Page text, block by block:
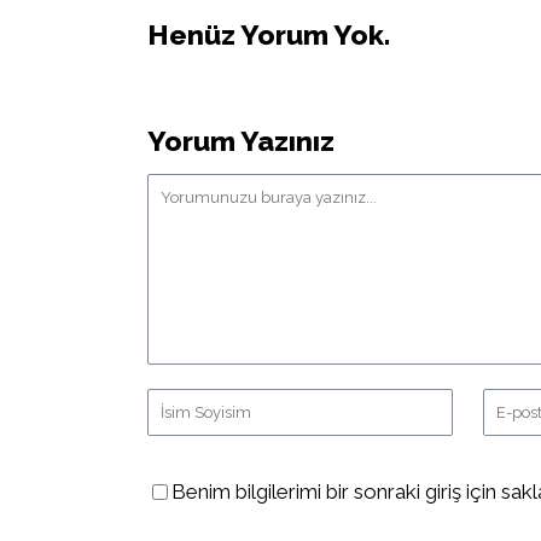
Henüz Yorum Yok.
Yorum Yazınız
Benim bilgilerimi bir sonraki giriş için